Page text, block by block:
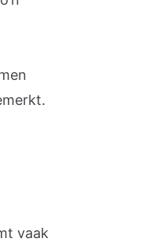
vaak